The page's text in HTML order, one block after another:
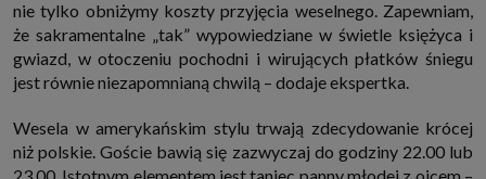
nie tylko obniżymy koszty przyjęcia weselnego. Zapewniam,
że sakramentalne „tak” wypowiedziane w świetle księżyca i
gwiazd, w otoczeniu pochodni i wirujących płatków śniegu
jest równie niezapomnianą chwilą – dodaje ekspertka.
Wesela w amerykańskim stylu trwają zdecydowanie krócej
niż polskie. Goście bawią się zazwyczaj do godziny 22.00 lub
23.00. Istotnym elementem jest taniec panny młodej z ojcem –